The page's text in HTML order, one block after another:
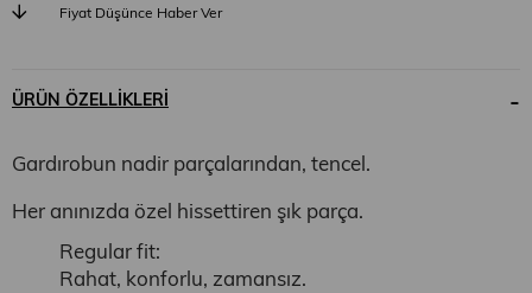
Fiyat Düşünce Haber Ver
ÜRÜN ÖZELLIKLERI
Gardırobun nadir parçalarından, tencel.
Her anınızda özel hissettiren şık parça.
Regular fit:
Rahat, konforlu, zamansız.